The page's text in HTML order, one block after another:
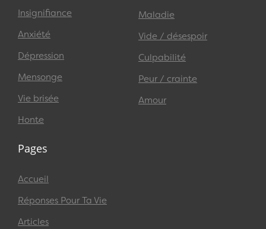
Insignifiance
Anxiété
Dépression
Mensonge
Vie brisée
Honte
Maladie
Vide / désespoir
Culpabilité
Peur / crainte
Amour
Pages
Accueil
Réponses Pour Ta Vie
Articles